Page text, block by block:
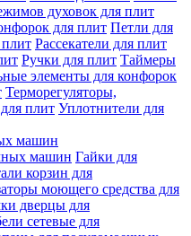
духовок для плит
для плит Петли для
Рассекатели для плит
Ручки для плит Таймеры
элементы для конфорок
Терморегуляторы,
плит Уплотнители для
машин
машин Гайки для
корзин для
моющего средства для
дверцы для
сетевые для